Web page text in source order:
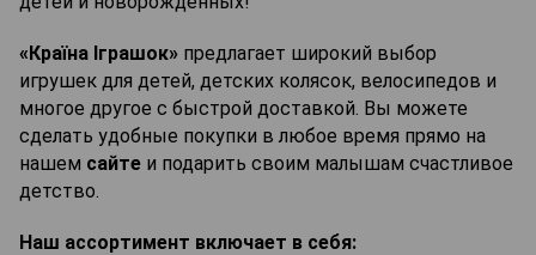
«Країна Іграшок» предлагает широкий выбор
игрушек для детей, детских колясок, велосипедов и
многое другое с быстрой доставкой. Вы можете
сделать удобные покупки в любое время прямо на
нашем сайте и подарить своим малышам счастливое
детство.
Наш ассортимент включает в себя: